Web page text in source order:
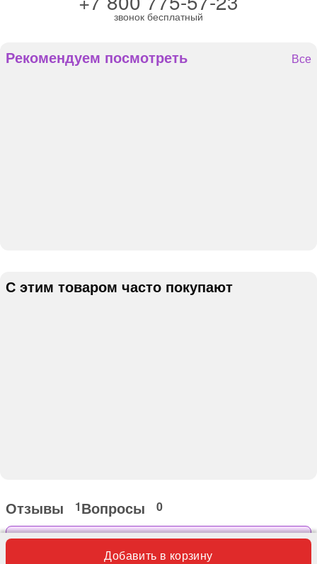
Добавить в корзину
звонок бесплатный
Рекомендуем посмотреть Все
С этим товаром часто покупают
Отзывы 1Вопросы 0
Оставьте ваш отзыв